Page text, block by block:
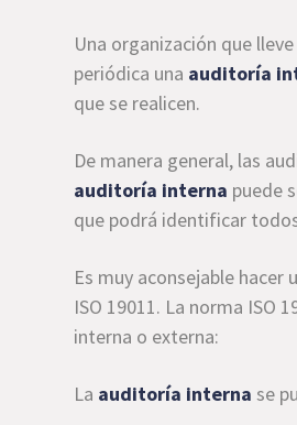
Una organización que
periódica una auditoría
que se realicen.
De manera general, las
auditoría interna puede
que podrá identificar
Es muy aconsejable hacer
ISO 19011. La norma ISO
interna o externa:
La auditoría interna se